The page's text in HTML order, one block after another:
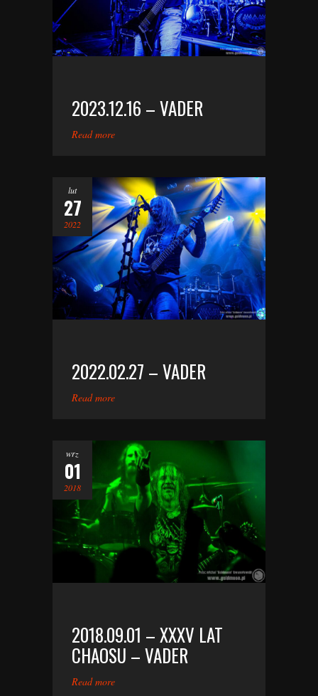
2023.12.16 – VADER
Read more
lut
27
2022
2022.02.27 – VADER
Read more
wrz
01
2018
2018.09.01 – XXXV LAT
CHAOSU – VADER
Read more